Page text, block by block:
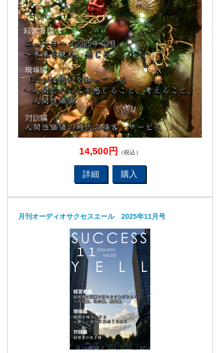
14,500円 （税込）
詳細 購入
月刊オーディオサクセスエール 2025年11月号